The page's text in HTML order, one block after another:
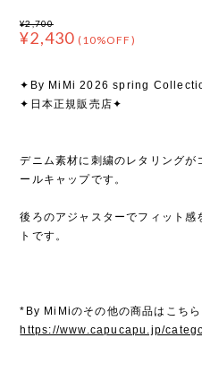
¥2,700
¥2,430 (10%OFF)
✦By MiMi 2026 spring
✦日本正規販売店✦
デニム素材に刺繍のレタリング
ールキャップです。
後ろのアジャスターでフィット感
トです。
*By MiMiのその他の商品はこち
https://www.capucapu.jp/